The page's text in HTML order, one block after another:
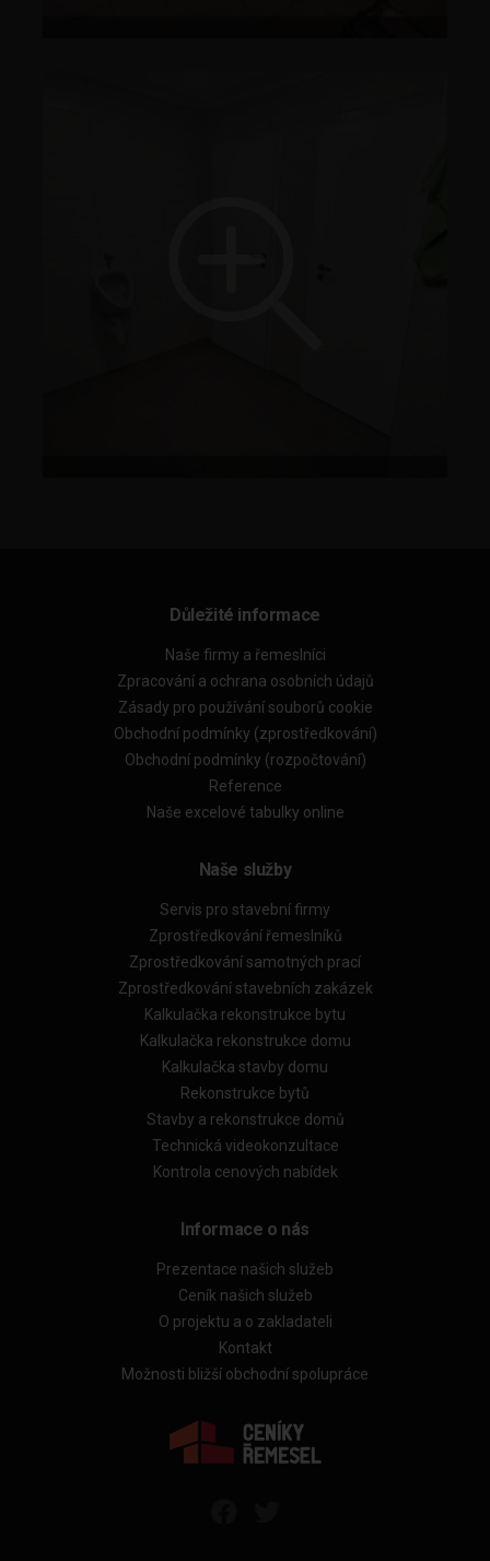
Důležité informace
Naše firmy a řemeslníci
Zpracování a ochrana osobních údajů
Zásady pro používání souborů cookie
Obchodní podmínky (zprostředkování)
Obchodní podmínky (rozpočtování)
Reference
Naše excelové tabulky online
Naše služby
Servis pro stavební firmy
Zprostředkování řemeslníků
Zprostředkování samotných prací
Zprostředkování stavebních zakázek
Kalkulačka rekonstrukce bytu
Kalkulačka rekonstrukce domu
Kalkulačka stavby domu
Rekonstrukce bytů
Stavby a rekonstrukce domů
Technická videokonzultace
Kontrola cenových nabídek
Informace o nás
Prezentace našich služeb
Ceník našich služeb
O projektu a o zakladateli
Kontakt
Možnosti bližší obchodní spolupráce